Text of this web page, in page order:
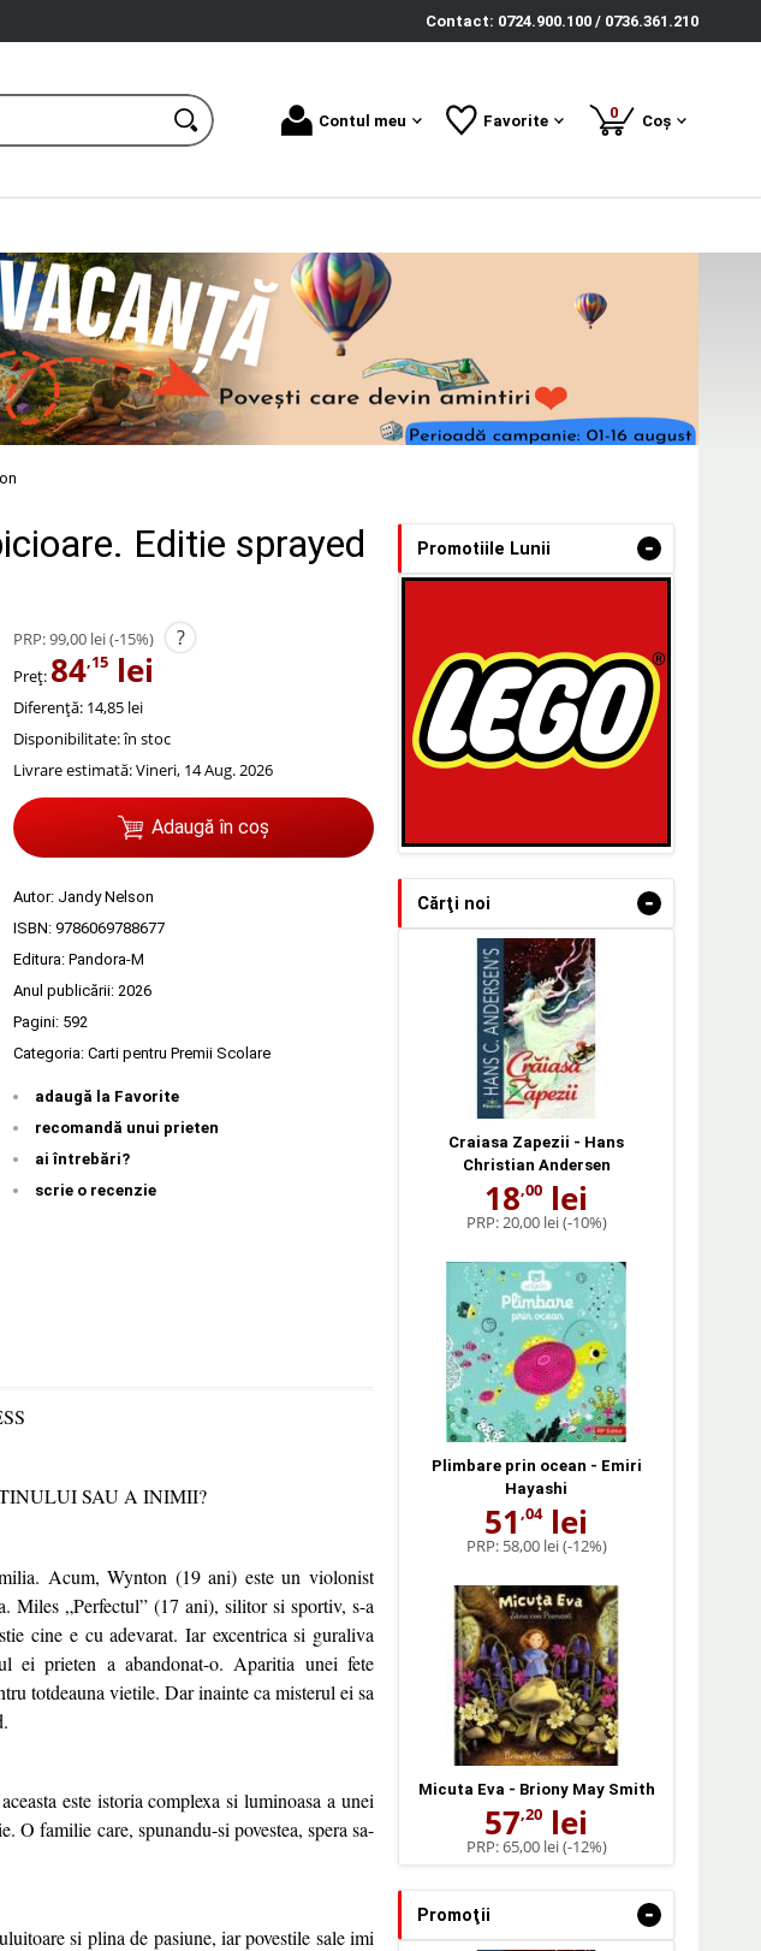
Contact: 0724.900.100 / 0736.361.210
Contul meu Favorite 0produse
Coș
Editie sprayed
PRP:99,00 lei(-15%) ?
Preț: 84,15 lei
Diferență: 14,85 lei
Disponibilitate:în stoc
Livrare estimată:Vineri, 14 Aug. 2026
Adaugă în coș
Autor: Jandy Nelson
ISBN: 9786069788677
Editura: Pandora-M
Anul publicării: 2026
Pagini: 592
Categoria: Carti pentru Premii Scolare
adaugă la Favorite
recomandă unui prieten
ai întrebări?
scrie o recenzie
SAU A INIMII?
Acum, Wynton (19 ani) este un violonist
Miles „Perfectul” (17 ani), silitor si sportiv, s-a
cine e cu adevarat. Iar excentrica si guraliva
ei prieten a abandonat-o. Aparitia unei fete
totdeauna vietile. Dar inainte ca misterul ei sa
este istoria complexa si luminoasa a unei
O familie care, spunandu-si povestea, spera sa-
si plina de pasiune, iar povestile sale imi
Promotiile Lunii -
Cărţi noi -
Craiasa Zapezii - Hans
Christian Andersen
18,00 lei
PRP:20,00 lei(-10%)
Plimbare prin ocean - Emiri
Hayashi
51 ,04lei
PRP: 58,00 lei(-12%)
Micuta Eva - Briony May Smith
57,20 lei
PRP:65,00 lei(-12%)
Promoţii -